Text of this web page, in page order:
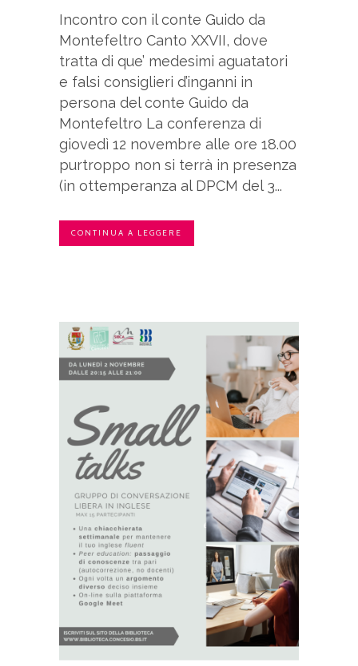
Incontro con il conte Guido da
Montefeltro Canto XXVII, dove
tratta di que’ medesimi aguatatori
e falsi consiglieri d’inganni in
persona del conte Guido da
Montefeltro La conferenza di
giovedì 12 novembre alle ore 18.00
purtroppo non si terrà in presenza
(in ottemperanza al DPCM del 3...
CONTINUA A LEGGERE